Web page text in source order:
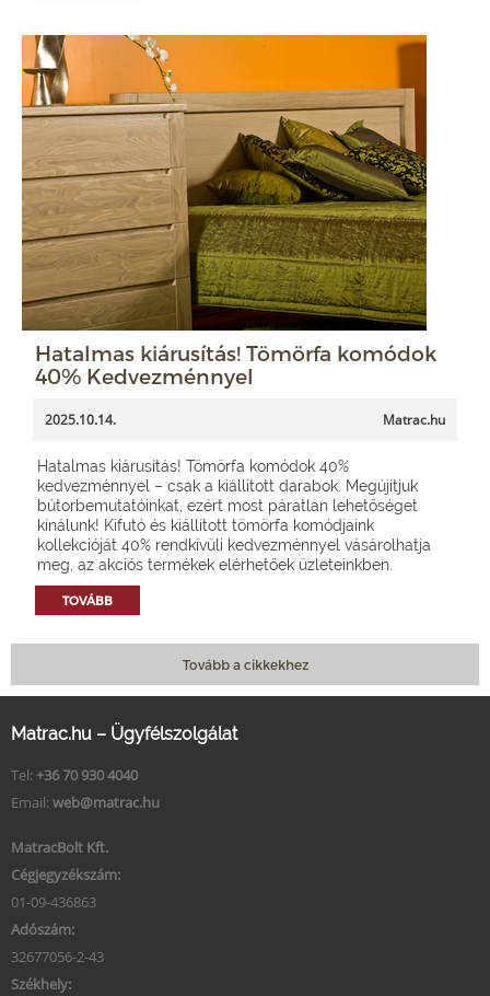
Hatalmas kiárusítás! Tömörfa komódok
40% Kedvezménnyel
2025.10.14. Matrac.hu
Hatalmas kiárusítás! Tömörfa komódok 40%
kedvezménnyel – csak a kiállított darabok. Megújítjuk
bútorbemutatóinkat, ezért most páratlan lehetőséget
kínálunk! Kifutó és kiállított tömörfa komódjaink
kollekcióját 40% rendkívüli kedvezménnyel vásárolhatja
meg, az akciós termékek elérhetőek üzleteinkben.
TOVÁBB
Tovább a cikkekhez
Matrac.hu – Ügyfélszolgálat
Tel: +36 70 930 4040
Email: web@matrac.hu
MatracBolt Kft.
Cégjegyzékszám:
01-09-436863
Adószám:
32677056-2-43
Székhely: